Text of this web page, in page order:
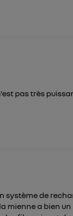
pas très
système de
mienne a bien un